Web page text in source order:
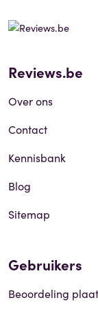
Reviews.be
Over ons
Contact
Kennisbank
Blog
Sitemap
Gebruikers
Beoordeling